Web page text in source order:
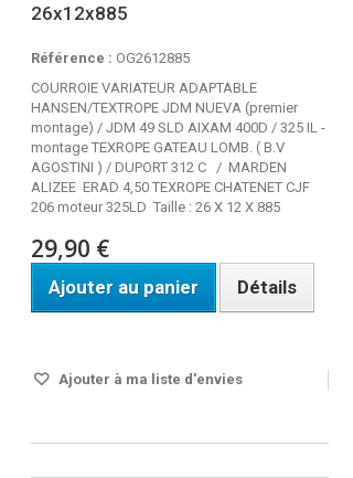
26x12x885
Référence : OG2612885
COURROIE VARIATEUR ADAPTABLE
HANSEN/TEXTROPE JDM NUEVA (premier
montage) / JDM 49 SLD AIXAM 400D / 325 IL -
montage TEXROPE GATEAU LOMB. ( B.V
AGOSTINI ) / DUPORT 312 C / MARDEN
ALIZEE ERAD 4,50 TEXROPE CHATENET CJF
206 moteur 325LD Taille : 26 X 12 X 885
29,90 €
Ajouter au panier Détails
Ajouter à ma liste d'envies